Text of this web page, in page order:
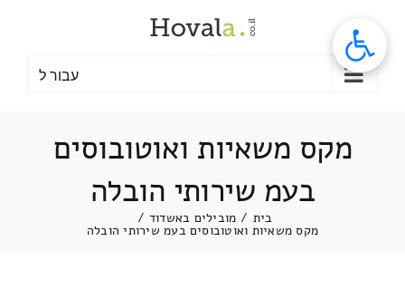
עבור ל
מקס משאיות ואוטובוסים
בעמ שירותי הובלה
בית / מובילים באשדוד /
מקס משאיות ואוטובוסים בעמ שירותי הובלה